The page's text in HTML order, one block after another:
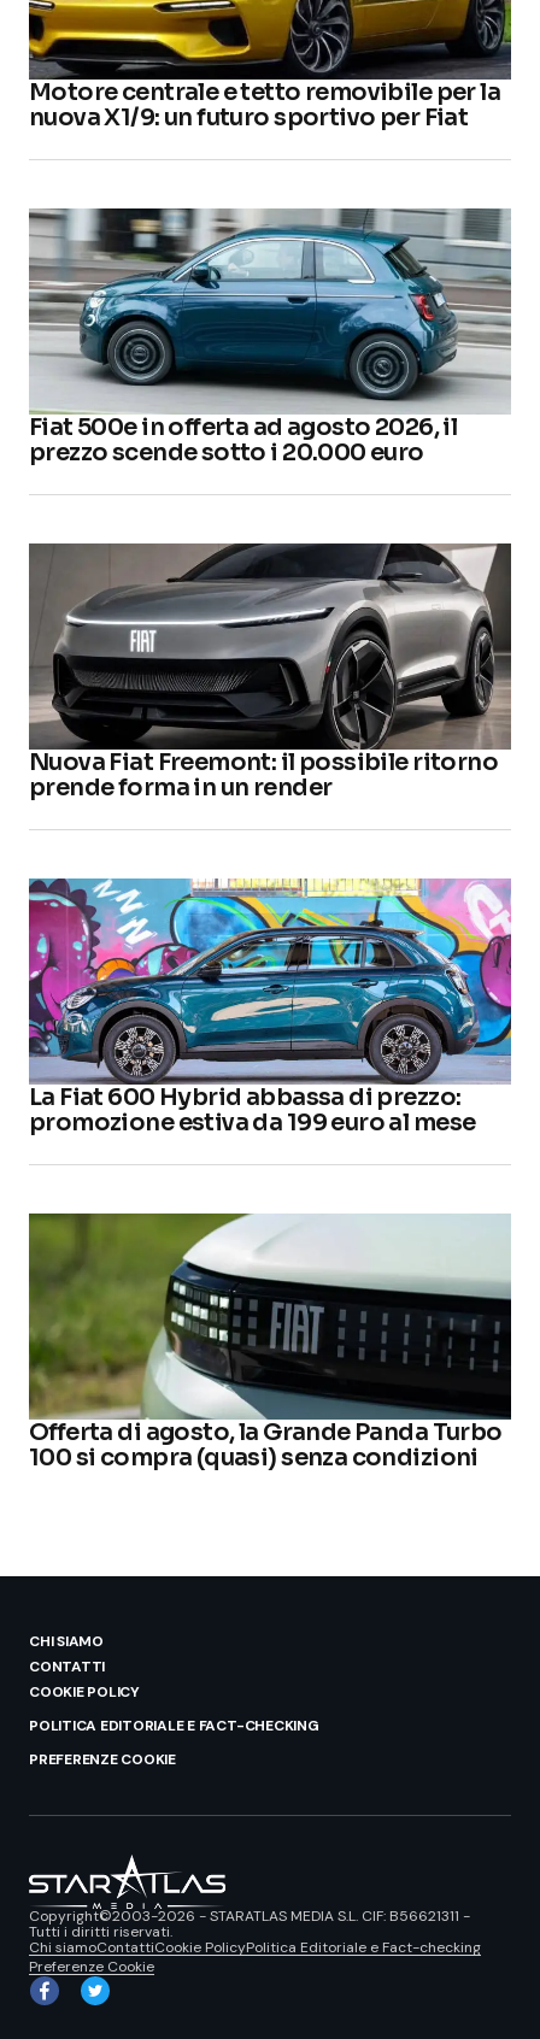
Motore centrale e tetto removibile per la
nuova X1/9: un futuro sportivo per Fiat
Fiat 500e in offerta ad agosto 2026, il
prezzo scende sotto i 20.000 euro
Nuova Fiat Freemont: il possibile ritorno
prende forma in un render
La Fiat 600 Hybrid abbassa di prezzo:
promozione estiva da 199 euro al mese
Offerta di agosto, la Grande Panda Turbo
100 si compra (quasi) senza condizioni
CHI SIAMO
CONTATTI
COOKIE POLICY
POLITICA EDITORIALE E FACT-CHECKING
PREFERENZE COOKIE
Copyright©2003-2026 - STARATLAS MEDIA S.L. CIF: B56621311 -
Tutti i diritti riservati.
Chi siamoContattiCookie PolicyPolitica Editoriale e Fact-checking
Preferenze Cookie